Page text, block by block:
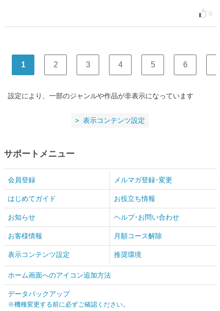
0
1 2 3 4 5 6 7
設定により、一部のジャンルや作品が非表示になっています
表示コンテンツ設定
サポートメニュー
会員登録 メルマガ登録･変更
はじめてガイド お役立ち情報
お知らせ ヘルプ･お問い合わせ
お客様情報 月額コース解除
表示コンテンツ設定 推奨環境
ホーム画面へのアイコン追加方法
データバックアップ
※機種変更する前に必ずご確認ください。